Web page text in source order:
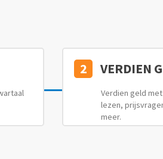
2 VERDIEN
Verdien geld
lezen,
meer.